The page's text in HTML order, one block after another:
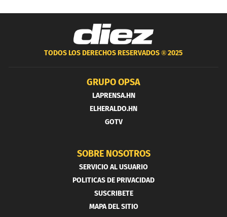
TODOS LOS DERECHOS RESERVADOS ®2025
GRUPO OPSA
LAPRENSA.HN
ELHERALDO.HN
GOTV
SOBRE NOSOTROS
SERVICIO AL USUARIO
POLITICAS DE PRIVACIDAD
SUSCRIBETE
MAPA DEL SITIO